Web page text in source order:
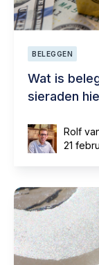
BELEGGEN
Wat is
sieraden
Rolf
21